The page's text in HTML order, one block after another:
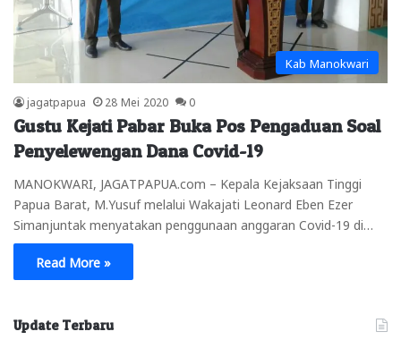
Kab Manokwari
jagatpapua 28 Mei 2020 0
Gustu Kejati Pabar Buka Pos Pengaduan Soal
Penyelewengan Dana Covid-19
MANOKWARI, JAGATPAPUA.com – Kepala Kejaksaan Tinggi
Papua Barat, M.Yusuf melalui Wakajati Leonard Eben Ezer
Simanjuntak menyatakan penggunaan anggaran Covid-19 di…
Read More »
Update Terbaru